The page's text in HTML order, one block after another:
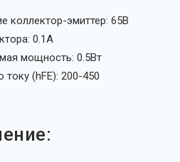
коллектор-эмиттер: 65В
0.1А
мощность: 0.5Вт
(hFE): 200-450